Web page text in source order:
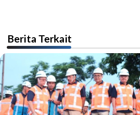
Berita Terkait